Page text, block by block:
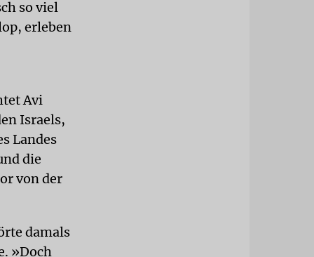
so viel
erleben
Avi
Israels,
Landes
die
von der
damals
»Doch